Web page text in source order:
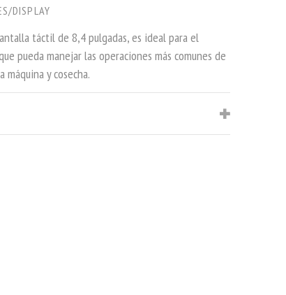
DISPLAY
táctil de 8,4 pulgadas, es ideal para el
pueda manejar las operaciones más comunes de
y cosecha.